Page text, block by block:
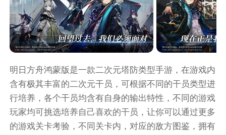
明日方舟鸿蒙版是一款二次元塔防类型手游，在游戏内
含有极其丰富的二次元干员，可根据不同的干员类型进
行培养，各个干员均含有自身的输出特性，不同的游戏
玩家均可挑选培养自己喜欢的干员，让你可以通过更多
的游戏关卡考验，不同关卡内，对应的敌方图鉴，拥有